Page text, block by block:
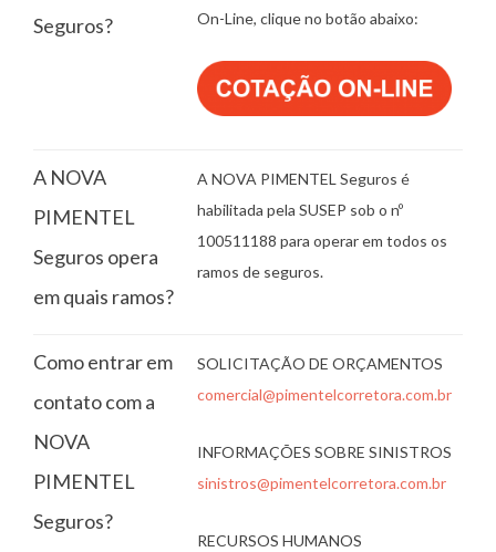
Seguros?
On-Line, clique no botão abaixo:
A NOVA
PIMENTEL
Seguros opera
em quais ramos?
A NOVA PIMENTEL Seguros é
habilitada pela SUSEP sob o nº
100511188 para operar em todos os
ramos de seguros.
Como entrar em
contato com a
NOVA
PIMENTEL
Seguros?
SOLICITAÇÃO DE ORÇAMENTOS
comercial@pimentelcorretora.com.br
INFORMAÇÕES SOBRE SINISTROS
sinistros@pimentelcorretora.com.br
RECURSOS HUMANOS